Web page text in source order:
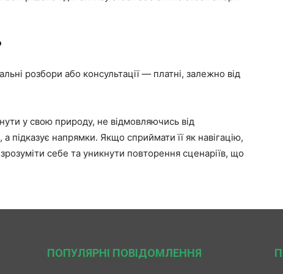
розбори або консультації — платні, залежно від
у свою природу, не відмовляючись від
а підказує напрямки. Якщо сприймати її як навігацію,
себе та уникнути повторення сценаріїв, що
ПОПУЛЯРНІ ПОВІДОМЛЕННЯ